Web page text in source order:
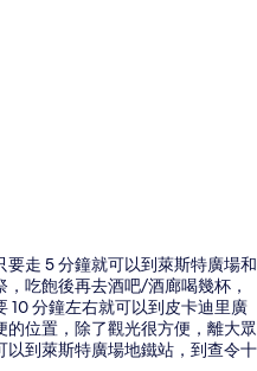
走 5 分鐘就可以到萊斯特廣場和
吃飽後再去酒吧/酒廊喝幾杯，
10 分鐘左右就可以到皮卡迪里廣
位置，除了觀光很方便，離大眾
到萊斯特廣場地鐵站，到查令十